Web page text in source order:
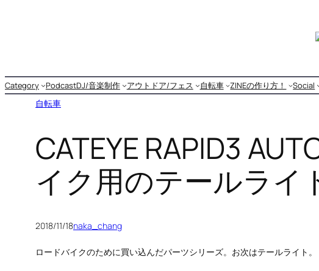
キ
Category PodcastDJ/音楽制作 アウトドア/フェス 自転車 ZINEの作り方！ Social
自転車
CATEYE RAPID3
イク用のテールライ
2018/11/18naka_chang
ロードバイクのために買い込んだパーツシリーズ。お次はテールライト。